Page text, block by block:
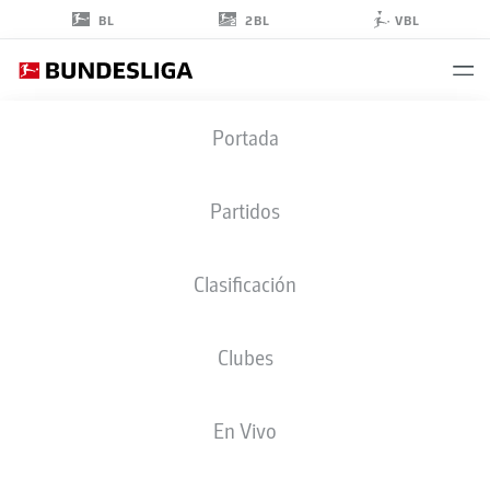
BL 2BL VBL
Portada
Partidos
Clasificación
Clubes
En Vivo